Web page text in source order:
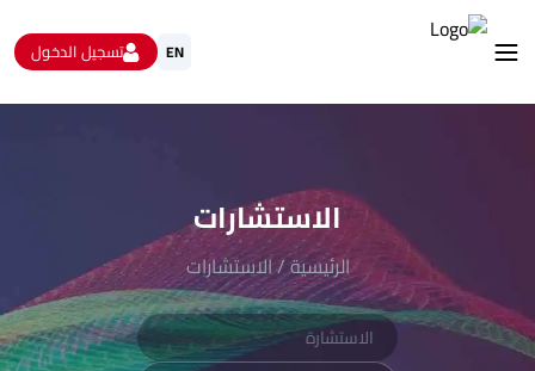
EN تسجيل الدخول
الاستشارات
الرئيسية/الاستشارات